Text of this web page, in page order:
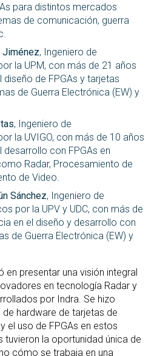
para distintos mercados
de comunicación, guerra
Jiménez, Ingeniero de
la UPM, con más de 21 años
diseño de FPGAs y tarjetas
de Guerra Electrónica (EW) y
, Ingeniero de
la UVIGO, con más de 10 años
desarrollo con FPGAs en
Radar, Procesamiento de
de Video.
Sánchez, Ingeniero de
por la UPV y UDC, con más de
en el diseño y desarrollo con
de Guerra Electrónica (EW) y
en presentar una visión integral
en tecnología Radar y
por Indra. Se hizo
hardware de tarjetas de
el uso de FPGAs en estos
tuvieron la oportunidad única de
cómo se trabaja en una